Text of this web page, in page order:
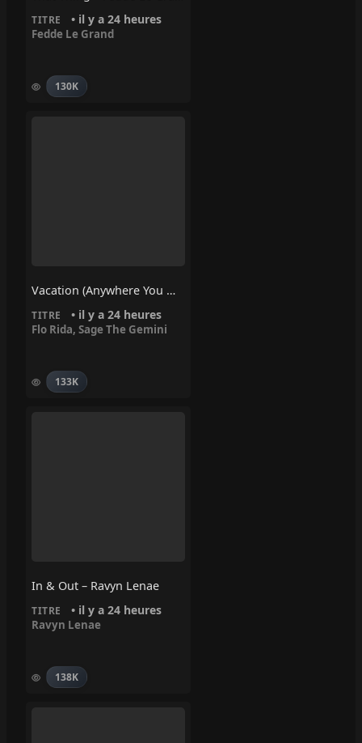
TITRE • il y a 24 heures
Fedde Le Grand
130K
Vacation (Anywhere You Wanna Go) – Flo Rida, Sage The Gemini
TITRE • il y a 24 heures
Flo Rida, Sage The Gemini
133K
In & Out – Ravyn Lenae
TITRE • il y a 24 heures
Ravyn Lenae
138K